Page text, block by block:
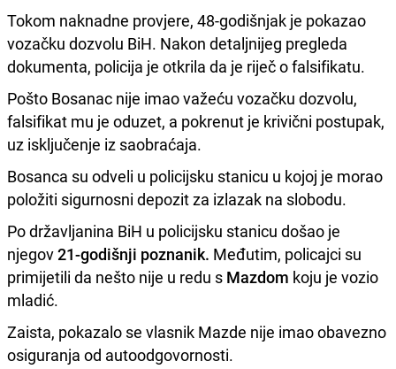
Tokom naknadne provjere, 48-godišnjak je pokazao
vozačku dozvolu BiH. Nakon detaljnijeg pregleda
dokumenta, policija je otkrila da je riječ o falsifikatu.
Pošto Bosanac nije imao važeću vozačku dozvolu,
falsifikat mu je oduzet, a pokrenut je krivični postupak,
uz isključenje iz saobraćaja.
Bosanca su odveli u policijsku stanicu u kojoj je morao
položiti sigurnosni depozit za izlazak na slobodu.
Po državljanina BiH u policijsku stanicu došao je
njegov21-godišnji poznanik. Međutim, policajci su
primijetili da nešto nije u redu s Mazdom koju je vozio
mladić.
Zaista, pokazalo se vlasnik Mazde nije imao obavezno
osiguranja od autoodgovornosti.